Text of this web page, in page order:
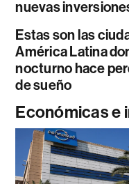
nuevas
Estas son las
América Latina
nocturno hace
de sueño
Económicas e